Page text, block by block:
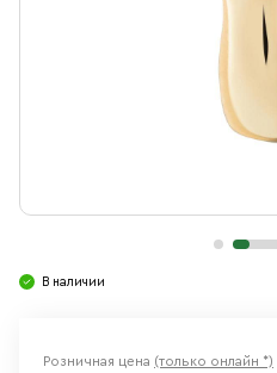
В наличии
Розничная цена (только онлайн *)